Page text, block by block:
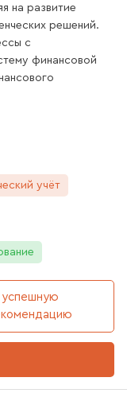
на развитие
решений.
с
финансовой
учёт
успешную